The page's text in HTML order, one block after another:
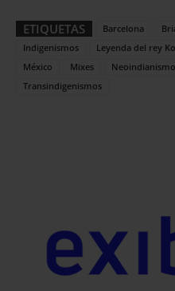
ETIQUETAS Barcelona
Indigenismos
Leyenda del rey
México
Mixes
Transindigenismos